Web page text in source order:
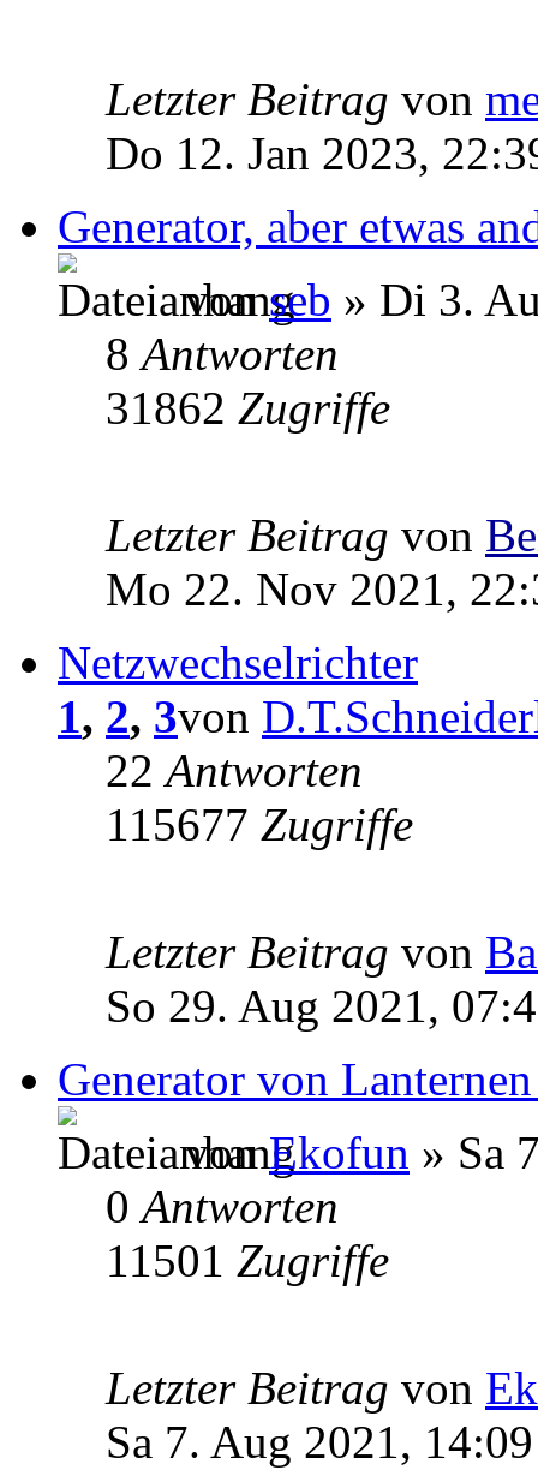
Letzter Beitrag von
Do 12. Jan 2023,
Generator, aber etwas
vonseb » Di 3.
8Antworten
31862 Zugriffe
Letzter Beitrag von
Mo 22. Nov 2021,
Netzwechselrichter
1, 2, 3von
22Antworten
115677 Zugriffe
Letzter Beitrag von
So 29. Aug 2021,
Generator von
vonEkofun » Sa
0Antworten
11501 Zugriffe
Letzter Beitrag von
Sa 7. Aug 2021, 14:09